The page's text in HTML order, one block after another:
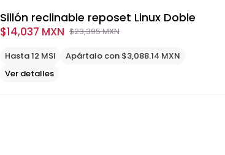
Sillón reclinable reposet Linux Doble
$23,395 MXNOriginal
price
$14,037 MXN
Current
price
Hasta 12 MSI
Apártalo con $3,088.14 MXN
Ver detalles